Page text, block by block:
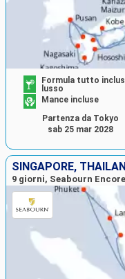
Formula tutto
lusso
Mance incluse
Partenza da Tokyo
sab 25 mar 2028
SINGAPORE,
9 giorni, Seabourn Encore